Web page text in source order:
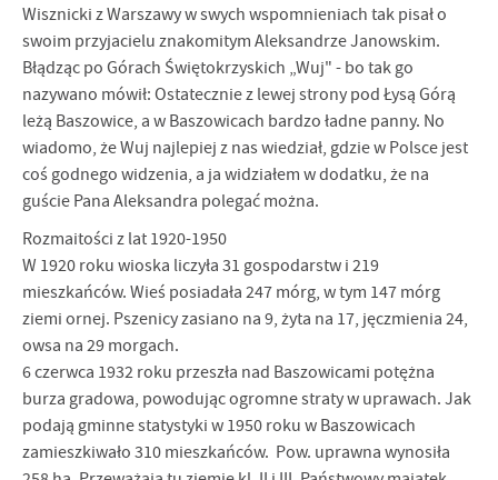
Wisznicki z Warszawy w swych wspomnieniach tak pisał o
swoim przyjacielu znakomitym Aleksandrze Janowskim.
Błądząc po Górach Świętokrzy­skich „Wuj" - bo tak go
nazywano mówił: Ostatecznie z lewej strony pod Łysą Górą
leżą Baszowice, a w Baszowicach bardzo ładne panny. No
wiadomo, że Wuj najlepiej z nas wiedział, gdzie w Polsce jest
coś godnego widzenia, a ja widziałem w dodatku, że na
guście Pana Aleksandra polegać można.
Rozmaitości z lat 1920-1950
W 1920 roku wioska liczyła 31 gospodarstw i 219
mieszkańców. Wieś posia­dała 247 mórg, w tym 147 mórg
ziemi ornej. Pszenicy zasiano na 9, żyta na 17, jęczmienia 24,
owsa na 29 morgach.
6 czerwca 1932 roku przeszła nad Baszowicami potężna
burza gradowa, po­wodując ogromne straty w uprawach. Jak
podają gminne statystyki w 1950 roku w Baszowicach
zamieszkiwało 310 mieszkańców. Pow. uprawna wynosiła